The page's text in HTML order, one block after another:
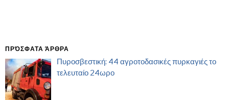
ΠΡΌΣΦΑΤΑ ΆΡΘΡΑ
Πυροσβεστική: 44 αγροτοδασικές πυρκαγιές το
τελευταίο 24ωρο